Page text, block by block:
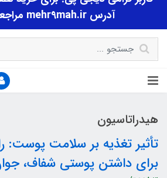
آدرس mehr9mah.ir مراجعه فرمایید.
هیدراتاسیون
تأثیر تغذیه بر سلامت پوست:
برای داشتن پوستی شفاف،